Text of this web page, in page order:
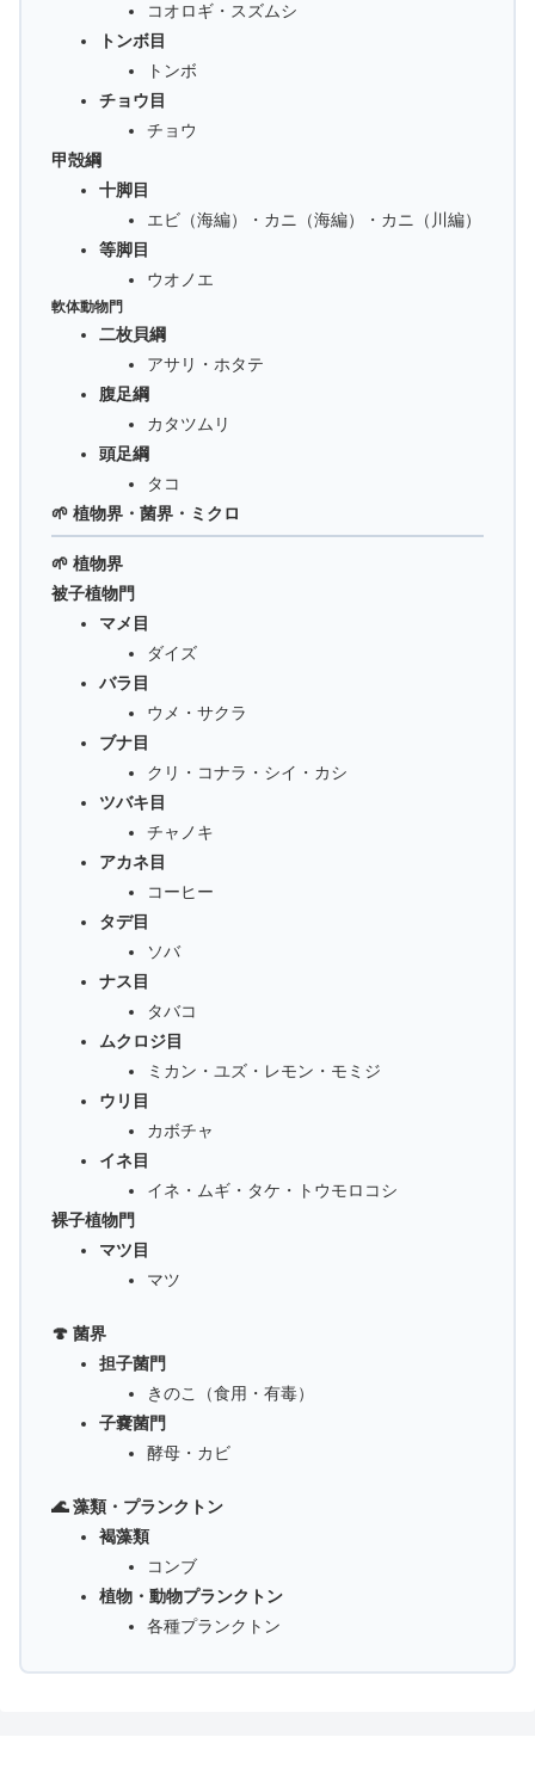
コオロギ・スズムシ
トンボ目
トンボ
チョウ目
チョウ
甲殻綱
十脚目
エビ（海編）・カニ（海編）・カニ（川編）
等脚目
ウオノエ
軟体動物門
二枚貝綱
アサリ・ホタテ
腹足綱
カタツムリ
頭足綱
タコ
🌱 植物界・菌界・ミクロ
🌱 植物界
被子植物門
マメ目
ダイズ
バラ目
ウメ・サクラ
ブナ目
クリ・コナラ・シイ・カシ
ツバキ目
チャノキ
アカネ目
コーヒー
タデ目
ソバ
ナス目
タバコ
ムクロジ目
ミカン・ユズ・レモン・モミジ
ウリ目
カボチャ
イネ目
イネ・ムギ・タケ・トウモロコシ
裸子植物門
マツ目
マツ
🍄 菌界
担子菌門
きのこ（食用・有毒）
子嚢菌門
酵母・カビ
🌊 藻類・プランクトン
褐藻類
コンブ
植物・動物プランクトン
各種プランクトン